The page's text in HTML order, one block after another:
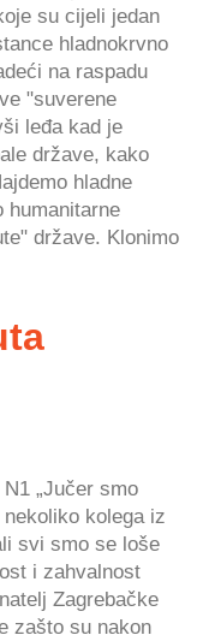
su cijeli jedan
hladnokrvno
na raspadu
"suverene
leđa kad je
države, kako
hladne
humanitarne
države. Klonimo
„Jučer smo
kolega iz
svi smo se loše
i zahvalnost
Zagrebačke
zašto su nakon